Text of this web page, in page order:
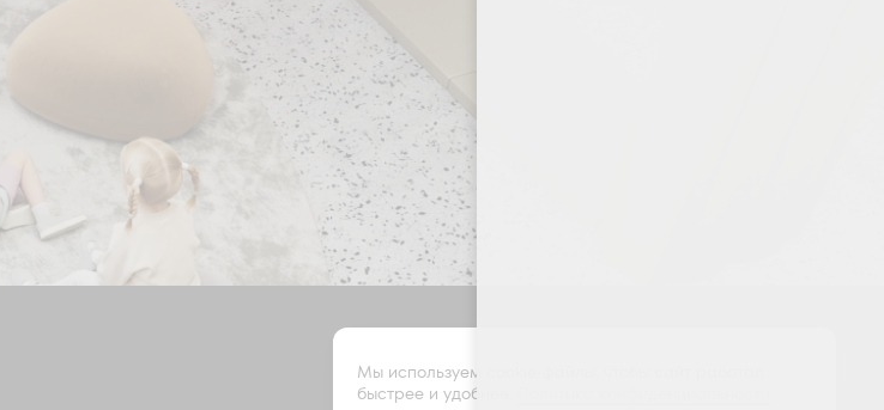
Мы используем cookie-файлы, чтобы сайт работал
быстрее и удобнее.